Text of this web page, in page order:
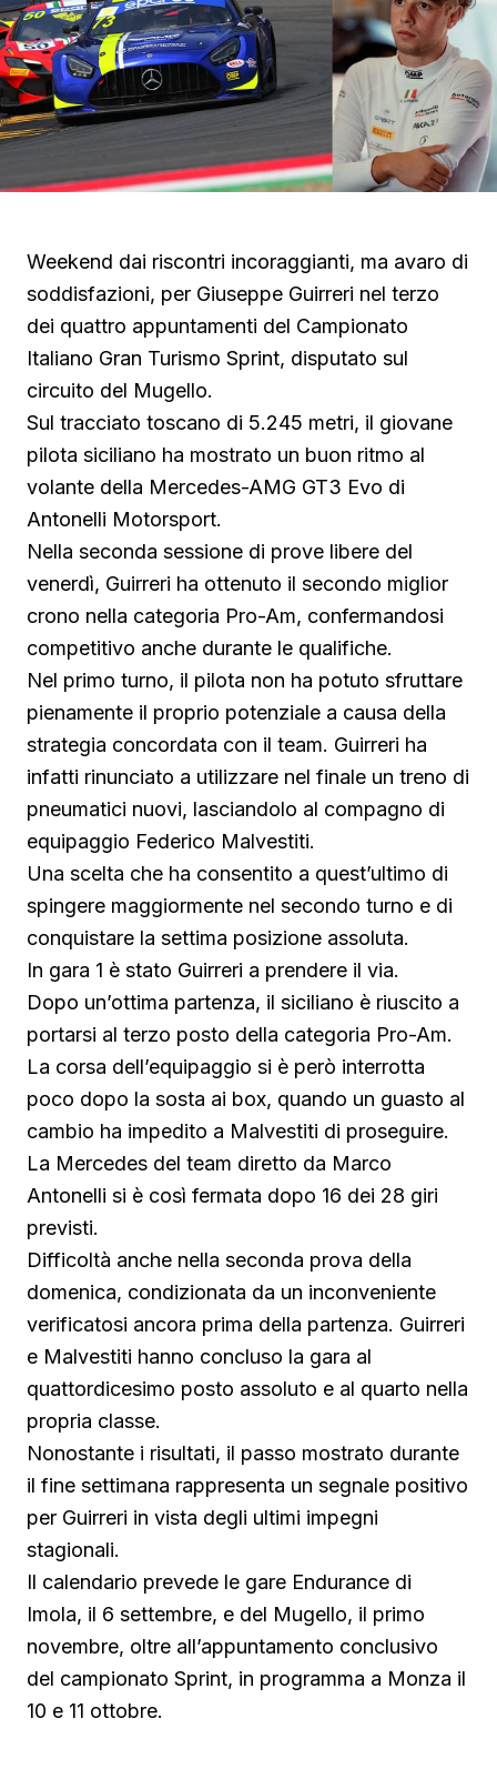
Weekend dai riscontri incoraggianti, ma avaro di
soddisfazioni, per Giuseppe Guirreri nel terzo
dei quattro appuntamenti del Campionato
Italiano Gran Turismo Sprint, disputato sul
circuito del Mugello.
Sul tracciato toscano di 5.245 metri, il giovane
pilota siciliano ha mostrato un buon ritmo al
volante della Mercedes-AMG GT3 Evo di
Antonelli Motorsport.
Nella seconda sessione di prove libere del
venerdì, Guirreri ha ottenuto il secondo miglior
crono nella categoria Pro-Am, confermandosi
competitivo anche durante le qualifiche.
Nel primo turno, il pilota non ha potuto sfruttare
pienamente il proprio potenziale a causa della
strategia concordata con il team. Guirreri ha
infatti rinunciato a utilizzare nel finale un treno di
pneumatici nuovi, lasciandolo al compagno di
equipaggio Federico Malvestiti.
Una scelta che ha consentito a quest’ultimo di
spingere maggiormente nel secondo turno e di
conquistare la settima posizione assoluta.
In gara 1 è stato Guirreri a prendere il via.
Dopo un’ottima partenza, il siciliano è riuscito a
portarsi al terzo posto della categoria Pro-Am.
La corsa dell’equipaggio si è però interrotta
poco dopo la sosta ai box, quando un guasto al
cambio ha impedito a Malvestiti di proseguire.
La Mercedes del team diretto da Marco
Antonelli si è così fermata dopo 16 dei 28 giri
previsti.
Difficoltà anche nella seconda prova della
domenica, condizionata da un inconveniente
verificatosi ancora prima della partenza. Guirreri
e Malvestiti hanno concluso la gara al
quattordicesimo posto assoluto e al quarto nella
propria classe.
Nonostante i risultati, il passo mostrato durante
il fine settimana rappresenta un segnale positivo
per Guirreri in vista degli ultimi impegni
stagionali.
Il calendario prevede le gare Endurance di
Imola, il 6 settembre, e del Mugello, il primo
novembre, oltre all’appuntamento conclusivo
del campionato Sprint, in programma a Monza il
10 e 11 ottobre.